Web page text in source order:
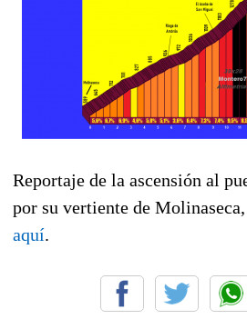
Reportaje de la ascensión al
por su vertiente de
aquí.